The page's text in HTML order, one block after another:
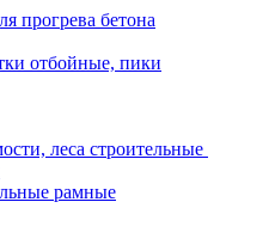
прогрева бетона
отбойные, пики
леса строительные
рамные